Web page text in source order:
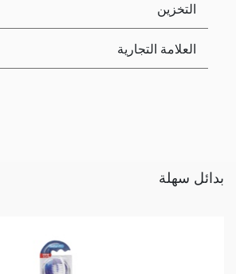
التخزين
العلامة التجارية
بدائل سهلة